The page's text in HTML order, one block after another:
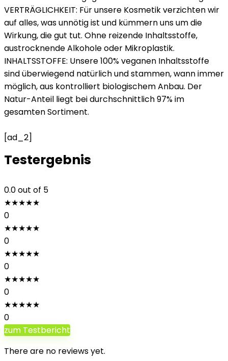
VERTRÄGLICHKEIT: Für unsere Kosmetik verzichten wir
auf alles, was unnötig ist und kümmern uns um die
Wirkung, die gut tut. Ohne reizende Inhaltsstoffe,
austrocknende Alkohole oder Mikroplastik.
INHALTSSTOFFE: Unsere 100% veganen Inhaltsstoffe
sind überwiegend natürlich und stammen, wann immer
möglich, aus kontrolliert biologischem Anbau. Der
Natur-Anteil liegt bei durchschnittlich 97% im
gesamten Sortiment.
[ad_2]
Testergebnis
0.0out of 5
★★★★★
0
★★★★★
0
★★★★★
0
★★★★★
0
★★★★★
0
zum Testbericht
There are no reviews yet.